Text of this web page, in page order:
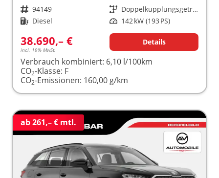
Fahrzeugnr. 94149 Getriebe
Doppelkupplungsgetriebe (DSG)
Kraftstoff Diesel Leistung 142 kW (193 PS)
38.690,– €
incl. 19% MwSt.
Details
Verbrauch kombiniert: 6,10 l/100km
CO2-Klasse: F
CO2-Emissionen: 160,00 g/km
ab 261,– € mtl.